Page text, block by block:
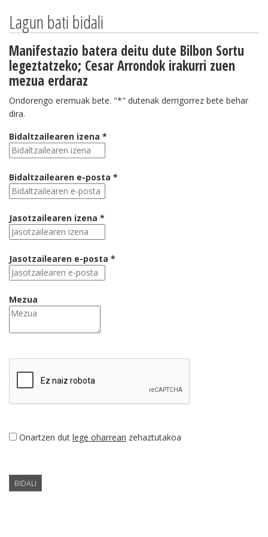
Lagun bati bidali
Manifestazio batera deitu dute Bilbon Sortu
legeztatzeko; Cesar Arrondok irakurri zuen
mezua erdaraz
Ondorengo eremuak bete. "*" dutenak derrigorrez bete behar
dira.
Bidaltzailearen izena *
Bidaltzailearen e-posta *
Jasotzailearen izena *
Jasotzailearen e-posta *
Mezua
Onartzen dut lege oharrean zehaztutakoa
BIDALI